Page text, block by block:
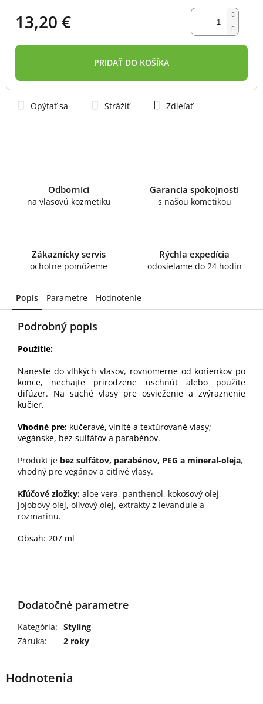
13,20 €
cena:
PRIDAŤ DO KOŠÍKA
Opýtať sa Strážiť Zdieľať
Odborníci
na vlasovú kozmetiku
Garancia spokojnosti
s našou kometikou
Zákaznícky servis
ochotne pomôžeme
Rýchla expedícia
odosielame do 24 hodín
Popis Parametre Hodnotenie
Podrobný popis
Použitie:
Naneste do vlhkých vlasov, rovnomerne od korienkov po
konce, nechajte prirodzene uschnúť alebo použite
difúzer. Na suché vlasy pre osvieženie a zvýraznenie
kučier.
Vhodné pre: kučeravé, vlnité a textúrované vlasy;
vegánske, bez sulfátov a parabénov.
Produkt je bez sulfátov, parabénov, PEG a mineral‑oleja,
vhodný pre vegánov a citlivé vlasy.
Kľúčové zložky: aloe vera, panthenol, kokosový olej,
jojobový olej, olivový olej, extrakty z levandule a
rozmarínu.
Obsah: 207 ml
Dodatočné parametre
Kategória: Styling
Záruka: 2 roky